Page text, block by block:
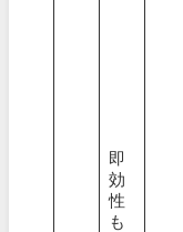
即
効
性
も